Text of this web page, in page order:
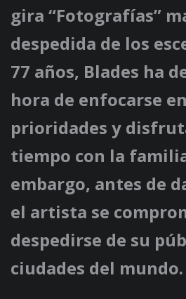
gira “Fotografías”
despedida de los
77 años, Blades ha
hora de enfocarse
prioridades y
tiempo con la
embargo, antes de
el artista se
despedirse de su
ciudades del mundo.